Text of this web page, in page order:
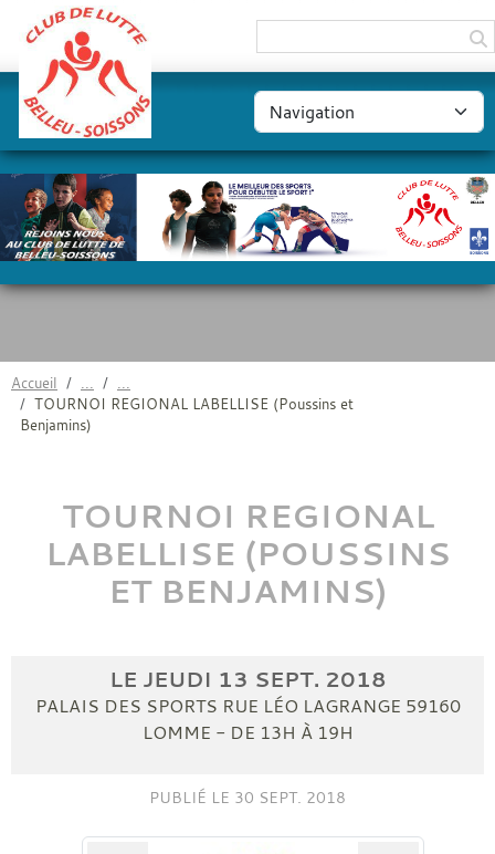
Accueil
TOURNOI REGIONAL LABELLISE (Poussins et
Benjamins)
TOURNOI REGIONAL
LABELLISE (POUSSINS
ET BENJAMINS)
LE JEUDI 13 SEPT. 2018
PALAIS DES SPORTS RUE LÉO LAGRANGE 59160
LOMME - DE 13H À 19H
PUBLIÉ LE 30 SEPT. 2018
Panneau de gestion des cookies